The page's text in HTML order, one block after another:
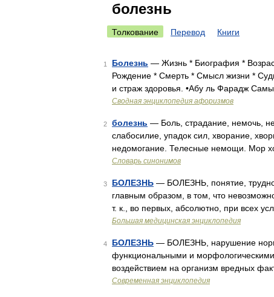
болезнь
Толкование Перевод Книги
1 Болезнь — Жизнь * Биография *
Рождение * Смерть * Смысл жизни *
и страж здоровья. •Абу ль Фарадж
Сводная энциклопедия афоризмов
2 болезнь — Боль, страдание, немочь,
слабосилие, упадок сил, хворание,
недомогание. Телесные немощи. Мор
Словарь синонимов
3 БОЛЕЗНЬ — БОЛЕЗНЬ, понятие,
главным образом, в том, что
т. к., во первых, абсолютно, при всех
Большая медицинская энциклопедия
4 БОЛЕЗНЬ — БОЛЕЗНЬ, нарушение
функциональными и
воздействием на организм вредных
Современная энциклопедия